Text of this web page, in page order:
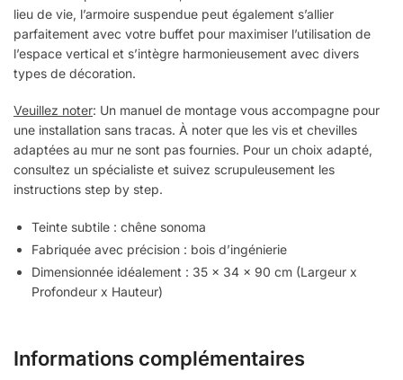
lieu de vie, l’armoire suspendue peut également s’allier
parfaitement avec votre buffet pour maximiser l’utilisation de
l’espace vertical et s’intègre harmonieusement avec divers
types de décoration.
Veuillez noter: Un manuel de montage vous accompagne pour
une installation sans tracas. À noter que les vis et chevilles
adaptées au mur ne sont pas fournies. Pour un choix adapté,
consultez un spécialiste et suivez scrupuleusement les
instructions step by step.
Teinte subtile : chêne sonoma
Fabriquée avec précision : bois d’ingénierie
Dimensionnée idéalement : 35 x 34 x 90 cm (Largeur x
Profondeur x Hauteur)
Informations complémentaires